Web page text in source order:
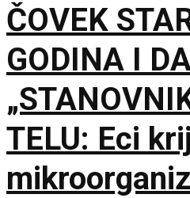
ČOVEK
GODINA I
TELU: Eci